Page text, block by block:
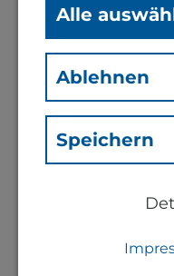
Kontakt
d.kulesz@th-
Alle
Ablehnen
Speichern